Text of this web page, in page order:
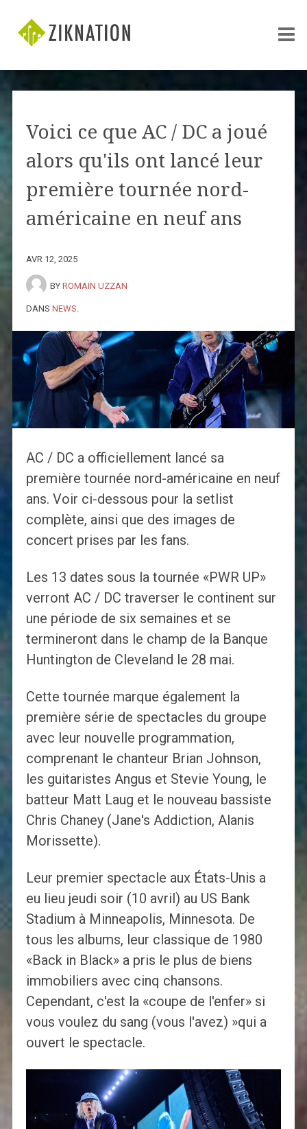
Voici ce que AC / DC a joué
alors qu'ils ont lancé leur
première tournée nord-
américaine en neuf ans
AVR 12, 2025
BY ROMAIN UZZAN
DANS NEWS
AC / DC a officiellement lancé sa
première tournée nord-américaine en neuf
ans. Voir ci-dessous pour la setlist
complète, ainsi que des images de
concert prises par les fans.
Les 13 dates sous la tournée «PWR UP»
verront AC / DC traverser le continent sur
une période de six semaines et se
termineront dans le champ de la Banque
Huntington de Cleveland le 28 mai.
Cette tournée marque également la
première série de spectacles du groupe
avec leur nouvelle programmation,
comprenant le chanteur Brian Johnson,
les guitaristes Angus et Stevie Young, le
batteur Matt Laug et le nouveau bassiste
Chris Chaney (Jane's Addiction, Alanis
Morissette).
Leur premier spectacle aux États-Unis a
eu lieu jeudi soir (10 avril) au US Bank
Stadium à Minneapolis, Minnesota. De
tous les albums, leur classique de 1980
«Back in Black» a pris le plus de biens
immobiliers avec cinq chansons.
Cependant, c'est la «coupe de l'enfer» si
vous voulez du sang (vous l'avez) »qui a
ouvert le spectacle.